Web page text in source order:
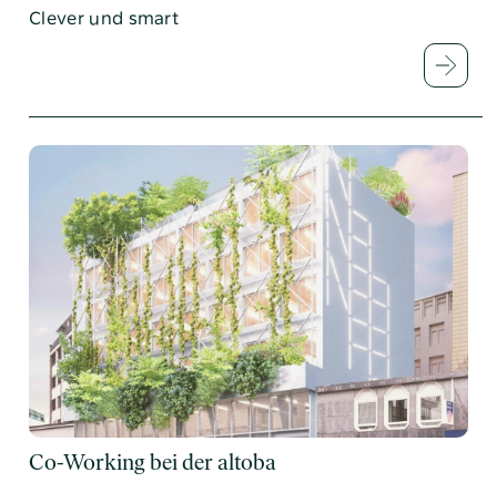
Clever und smart
Co-Working bei der altoba